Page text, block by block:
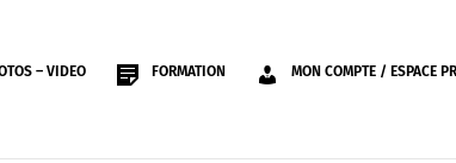
– VIDEO FORMATION MON COMPTE / ESPACE